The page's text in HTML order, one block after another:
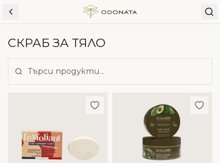
Skip to content
СКРАБ ЗА ТЯЛО
Добави в любими